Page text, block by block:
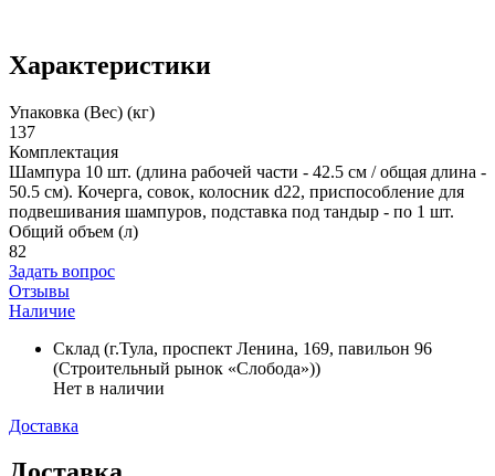
Характеристики
Упаковка (Вес) (кг)
137
Комплектация
Шампура 10 шт. (длина рабочей части - 42.5 см / общая длина -
50.5 см). Кочерга, совок, колосник d22, приспособление для
подвешивания шампуров, подставка под тандыр - по 1 шт.
Общий объем (л)
82
Задать вопрос
Отзывы
Наличие
Склад (г.Тула, проспект Ленина, 169, павильон 96
(Строительный рынок «Слобода»))
Нет в наличии
Доставка